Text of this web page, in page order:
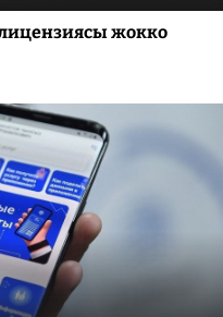
жокко